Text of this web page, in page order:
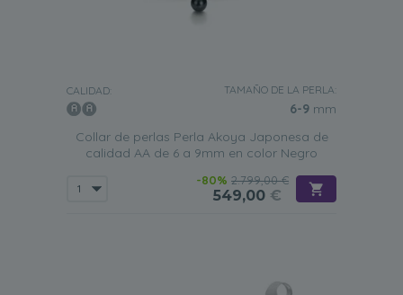
CALIDAD: TAMAÑO DE LA PERLA:
6-9 mm
Collar de perlas Perla Akoya Japonesa de
calidad AA de 6 a 9mm en color Negro
-80% 2.799,00 €
549,00 €